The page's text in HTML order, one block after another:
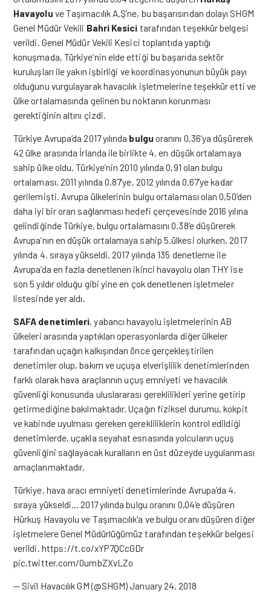
Havayolu ve Taşımacılık A.Ş’ne, bu başarısından dolayı SHGM
Genel Müdür Vekili Bahri Kesici tarafından teşekkür belgesi
verildi. Genel Müdür Vekili Kesici toplantıda yaptığı
konuşmada, Türkiye’nin elde ettiği bu başarıda sektör
kuruluşları ile yakın işbirliği ve koordinasyonunun büyük payı
olduğunu vurgulayarak havacılık işletmelerine teşekkür etti ve
ülke ortalamasında gelinen bu noktanın korunması
gerektiğinin altını çizdi.
Türkiye Avrupa’da 2017 yılında bulgu oranını 0,36’ya düşürerek
42 ülke arasında İrlanda ile birlikte 4. en düşük ortalamaya
sahip ülke oldu. Türkiye’nin 2010 yılında 0,91 olan bulgu
ortalaması, 2011 yılında 0.87’ye, 2012 yılında 0.67’ye kadar
gerilemişti. Avrupa ülkelerinin bulgu ortalaması olan 0,50’den
daha iyi bir oran sağlanması hedefi çerçevesinde 2016 yılına
gelindiğinde Türkiye, bulgu ortalamasını 0.38’e düşürerek
Avrupa’nın en düşük ortalamaya sahip 5.ülkesi olurken, 2017
yılında 4. sıraya yükseldi. 2017 yılında 135 denetleme ile
Avrupa’da en fazla denetlenen ikinci havayolu olan THY ise
son 5 yıldır olduğu gibi yine en çok denetlenen işletmeler
listesinde yer aldı.
SAFA denetimleri, yabancı havayolu işletmelerinin AB
ülkeleri arasında yaptıkları operasyonlarda diğer ülkeler
tarafından uçağın kalkışından önce gerçekleştirilen
denetimler olup, bakım ve uçuşa elverişlilik denetimlerinden
farklı olarak hava araçlarının uçuş emniyeti ve havacılık
güvenliği konusunda uluslararası gereklilikleri yerine getirip
getirmediğine bakılmaktadır. Uçağın fiziksel durumu, kokpit
ve kabinde uyulması gereken gerekliliklerin kontrol edildiği
denetimlerde, uçakla seyahat esnasında yolcuların uçuş
güvenliğini sağlayacak kuralların en üst düzeyde uygulanması
amaçlanmaktadır.
Türkiye, hava aracı emniyeti denetimlerinde Avrupa’da 4.
sıraya yükseldi… 2017 yılında bulgu oranını 0,04'e düşüren
Hürkuş Havayolu ve Taşımacılık'a ve bulgu oranı düşüren diğer
işletmelere Genel Müdürlüğümüz tarafından teşekkür belgesi
verildi. https://t.co/xYP7QCcGDr
pic.twitter.com/0umbZXvLZo
— Sivil Havacılık GM (@SHGM)January 24, 2018